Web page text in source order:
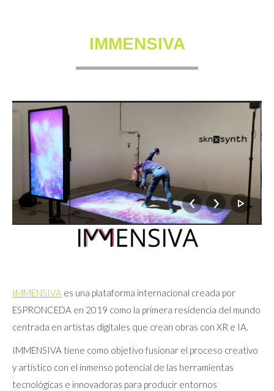
IMMENSIVA
IMMENSIVA es una plataforma internacional creada por
ESPRONCEDA en 2019 como la primera residencia del mundo
centrada en artistas digitales que crean obras con XR e IA.
IMMENSIVA tiene como objetivo fusionar el proceso creativo
y artístico con el inmenso potencial de las herramientas
tecnológicas e innovadoras para producir entornos